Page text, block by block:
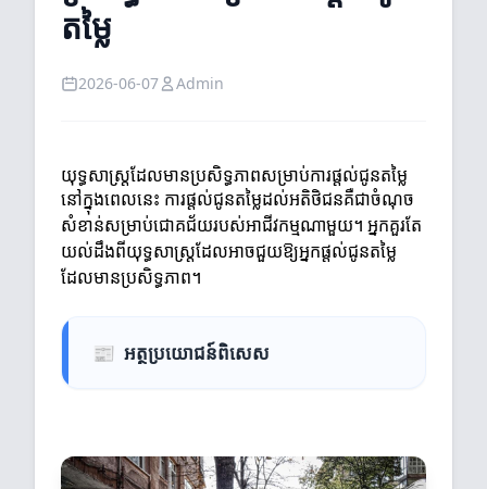
តម្លៃ
2026-06-07 Admin
យុទ្ធសាស្ត្រដែលមានប្រសិទ្ធភាពសម្រាប់ការផ្តល់ជូនតម្លៃ
នៅក្នុងពេលនេះ ការផ្តល់ជូនតម្លៃដល់អតិថិជនគឺជាចំណុច
សំខាន់សម្រាប់ជោគជ័យរបស់អាជីវកម្មណាមួយ។ អ្នកគួរតែ
យល់ដឹងពីយុទ្ធសាស្ត្រដែលអាចជួយឱ្យអ្នកផ្តល់ជូនតម្លៃ
ដែលមានប្រសិទ្ធភាព។
📰 អត្ថប្រយោជន៍ពិសេស